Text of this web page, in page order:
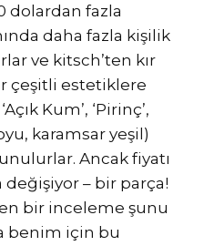
dolardan fazla
daha fazla kişilik
ve kitsch’ten kır
çeşitli estetiklere
Kum’, ‘Pirinç’,
karamsar yeşil)
Ancak fiyatı
değişiyor – bir parça!
bir inceleme şunu
benim için bu